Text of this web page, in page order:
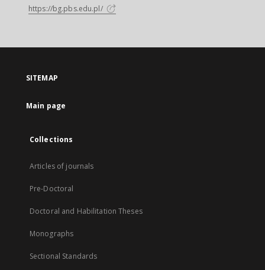
https://bg.pbs.edu.pl/
SITEMAP
Main page
Collections
Articles of journals
Pre-Doctoral
Doctoral and Habilitation Theses
Monographs
Sectional Standards